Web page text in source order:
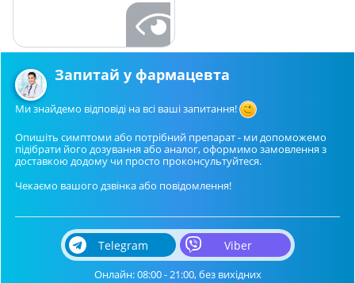
Запитай у фармацевта
Ми знайдемо відповіді на всі ваші запитання!
Опишіть симптоми або потрібний препарат - ми допоможемо
підібрати його дозування або аналог, оформимо замовлення з
доставкою додому чи просто проконсультуйтеся.
Чекаємо вашого дзвінка або повідомлення!
Telegram Viber
Онлайн: 08:00 - 21:00, без вихідних